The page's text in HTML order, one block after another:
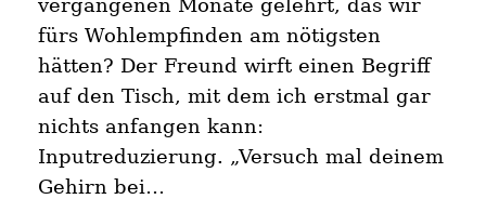
fürs Wohlempfinden am nötigsten
hätten? Der Freund wirft einen Begriff
auf den Tisch, mit dem ich erstmal gar
nichts anfangen kann:
Inputreduzierung. „Versuch mal deinem
Gehirn bei…